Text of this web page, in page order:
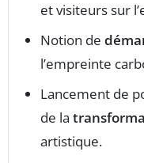
et visiteurs sur
Notion de
l’empreinte
Lancement de
de la
artistique.